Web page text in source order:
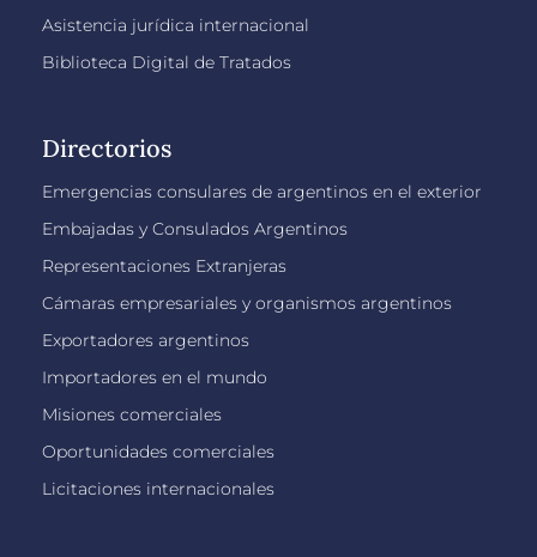
Asistencia jurídica internacional
Biblioteca Digital de Tratados
Directorios
Emergencias consulares de argentinos en el exterior
Embajadas y Consulados Argentinos
Representaciones Extranjeras
Cámaras empresariales y organismos argentinos
Exportadores argentinos
Importadores en el mundo
Misiones comerciales
Oportunidades comerciales
Licitaciones internacionales